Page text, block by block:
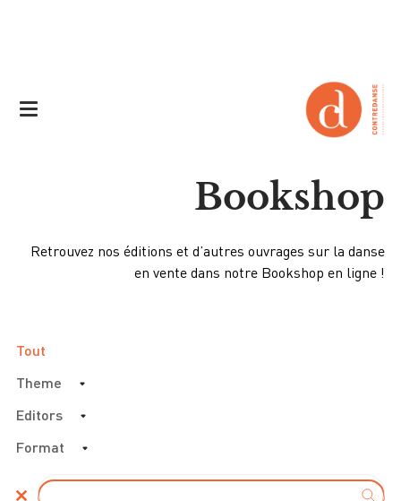
Bookshop
Retrouvez nos éditions et d’autres ouvrages sur la danse
en vente dans notre Bookshop en ligne !
Tout
Theme
Editors
Format